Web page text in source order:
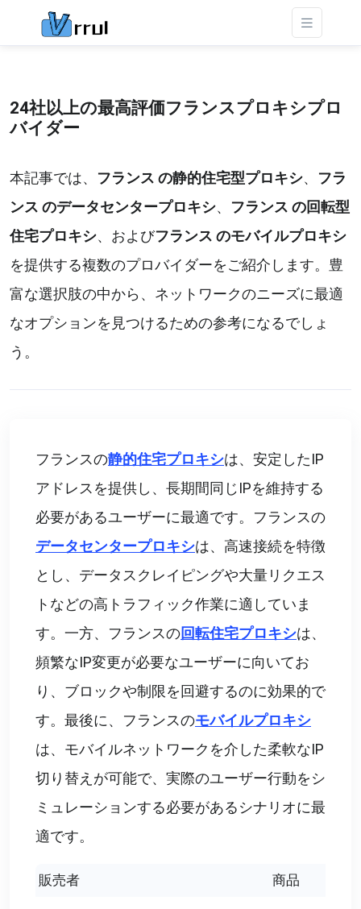
24社以上の最高評価フランスプロキシプロ
バイダー
本記事では、 フランス の静的住宅型プロキシ、 フラ
ンス のデータセンタープロキシ、 フランス の回転型
住宅プロキシ、およびフランス のモバイルプロキシ
を提供する複数のプロバイダーをご紹介します。豊
富な選択肢の中から、ネットワークのニーズに最適
なオプションを見つけるための参考になるでしょ
う。
フランスの静的住宅プロキシは、安定したIP
アドレスを提供し、長期間同じIPを維持する
必要があるユーザーに最適です。フランスの
データセンタープロキシは、高速接続を特徴
とし、データスクレイピングや大量リクエス
トなどの高トラフィック作業に適していま
す。一方、フランスの回転住宅プロキシは、
頻繁なIP変更が必要なユーザーに向いてお
り、ブロックや制限を回避するのに効果的で
す。最後に、フランスのモバイルプロキシ
は、モバイルネットワークを介した柔軟なIP
切り替えが可能で、実際のユーザー行動をシ
ミュレーションする必要があるシナリオに最
適です。
販売者 商品